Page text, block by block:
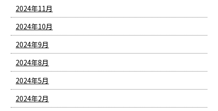
2024年11月
2024年10月
2024年9月
2024年8月
2024年5月
2024年2月